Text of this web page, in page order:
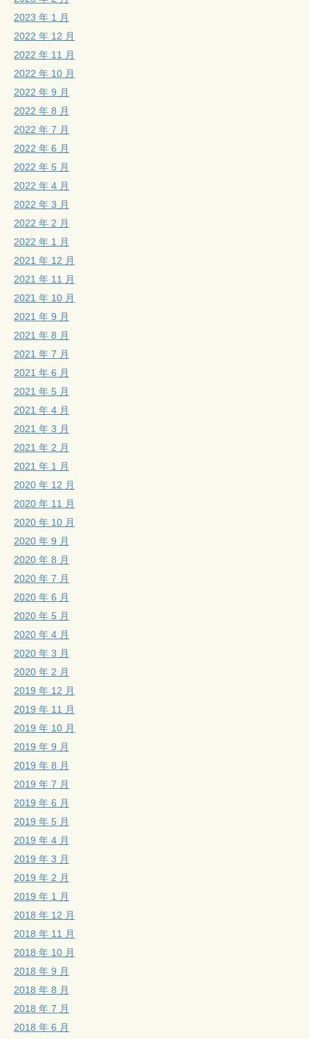
2023 年 1 月
2022 年 12 月
2022 年 11 月
2022 年 10 月
2022 年 9 月
2022 年 8 月
2022 年 7 月
2022 年 6 月
2022 年 5 月
2022 年 4 月
2022 年 3 月
2022 年 2 月
2022 年 1 月
2021 年 12 月
2021 年 11 月
2021 年 10 月
2021 年 9 月
2021 年 8 月
2021 年 7 月
2021 年 6 月
2021 年 5 月
2021 年 4 月
2021 年 3 月
2021 年 2 月
2021 年 1 月
2020 年 12 月
2020 年 11 月
2020 年 10 月
2020 年 9 月
2020 年 8 月
2020 年 7 月
2020 年 6 月
2020 年 5 月
2020 年 4 月
2020 年 3 月
2020 年 2 月
2019 年 12 月
2019 年 11 月
2019 年 10 月
2019 年 9 月
2019 年 8 月
2019 年 7 月
2019 年 6 月
2019 年 5 月
2019 年 4 月
2019 年 3 月
2019 年 2 月
2019 年 1 月
2018 年 12 月
2018 年 11 月
2018 年 10 月
2018 年 9 月
2018 年 8 月
2018 年 7 月
2018 年 6 月